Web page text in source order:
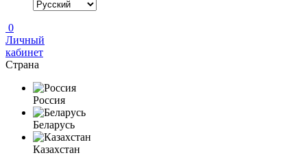
0
Личный
кабинет
Страна
Россия
Беларусь
Казахстан